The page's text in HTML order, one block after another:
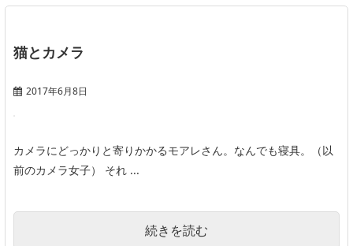
猫とカメラ
2017年6月8日
カメラにどっかりと寄りかかるモアレさん。なんでも寝具。（以
前のカメラ女子） それ ...
続きを読む